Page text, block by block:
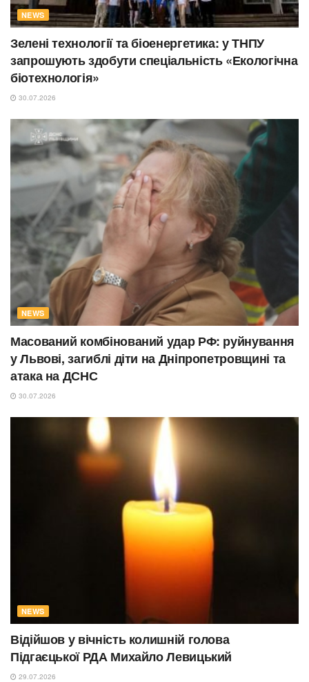
NEWS
Зелені технології та біоенергетика: у ТНПУ
запрошують здобути спеціальність «Екологічна
біотехнологія»
30.07.2026
NEWS
Масований комбінований удар РФ: руйнування
у Львові, загиблі діти на Дніпропетровщині та
атака на ДСНС
30.07.2026
NEWS
Відійшов у вічність колишній голова
Підгаєцької РДА Михайло Левицький
29.07.2026